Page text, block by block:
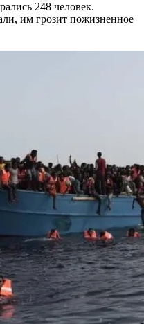
248 человек.
им грозит пожизненное